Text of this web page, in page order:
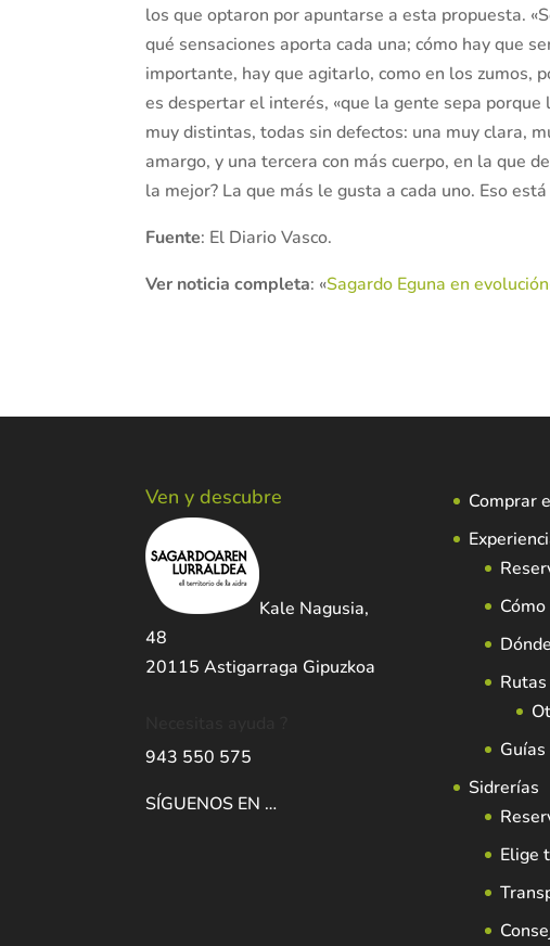
los que optaron por apuntarse a esta propuesta.
qué sensaciones aporta cada una; cómo hay que
importante, hay que agitarlo, como en los zumos,
es despertar el interés, «que la gente sepa
muy distintas, todas sin defectos: una muy clara,
amargo, y una tercera con más cuerpo, en la que
la mejor? La que más le gusta a cada uno. Eso está
Fuente: El Diario Vasco.
Ver noticia completa: «Sagardo Eguna en evolución
Ven y descubre
Kale Nagusia,
48
20115 Astigarraga Gipuzkoa
943 550 575
SÍGUENOS EN …
Comprar
Sidrerías
Elige